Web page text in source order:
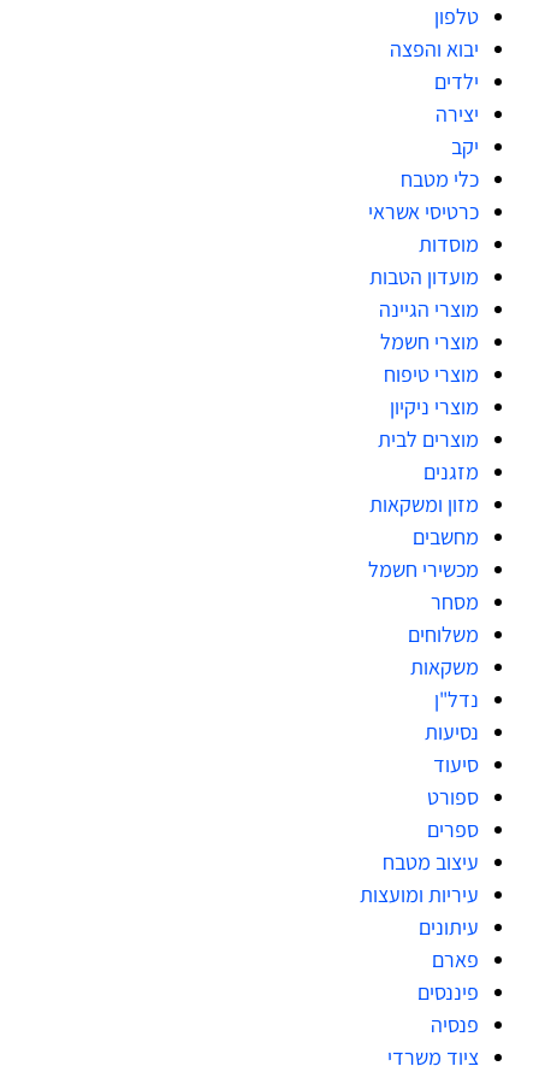
טלפון
יבוא והפצה
ילדים
יצירה
יקב
כלי מטבח
כרטיסי אשראי
מוסדות
מועדון הטבות
מוצרי הגיינה
מוצרי חשמל
מוצרי טיפוח
מוצרי ניקיון
מוצרים לבית
מזגנים
מזון ומשקאות
מחשבים
מכשירי חשמל
מסחר
משלוחים
משקאות
נדל"ן
נסיעות
סיעוד
ספורט
ספרים
עיצוב מטבח
עיריות ומועצות
עיתונים
פארם
פיננסים
פנסיה
ציוד משרדי